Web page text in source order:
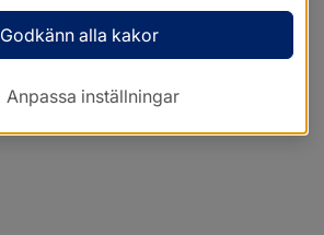
Godkänn alla kakor
Anpassa inställningar